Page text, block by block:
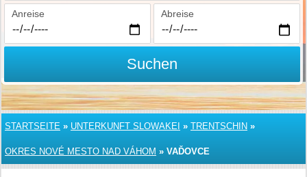
Anreise Abreise
Suchen
STARTSEITE » UNTERKUNFT SLOWAKEI » TRENTSCHIN »
OKRES NOVÉ MESTO NAD VÁHOM » VAĎOVCE